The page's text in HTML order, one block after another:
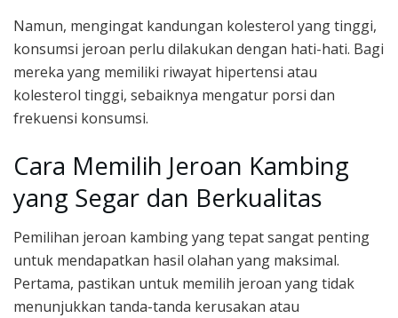
Namun, mengingat kandungan kolesterol yang tinggi,
konsumsi jeroan perlu dilakukan dengan hati-hati. Bagi
mereka yang memiliki riwayat hipertensi atau
kolesterol tinggi, sebaiknya mengatur porsi dan
frekuensi konsumsi.
Cara Memilih Jeroan Kambing
yang Segar dan Berkualitas
Pemilihan jeroan kambing yang tepat sangat penting
untuk mendapatkan hasil olahan yang maksimal.
Pertama, pastikan untuk memilih jeroan yang tidak
menunjukkan tanda-tanda kerusakan atau